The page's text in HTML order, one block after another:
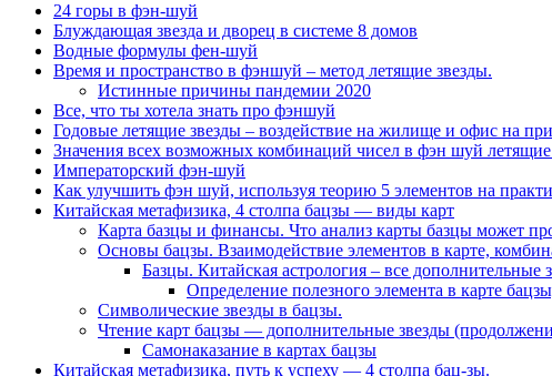
24 горы в фэн-шуй
Блуждающая звезда и дворец в системе 8 домов
Водные формулы фен-шуй
Время и пространство в фэншуй – метод летящие звезды.
Истинные причины пандемии 2020
Все, что ты хотела знать про фэншуй
Годовые летящие звезды – воздействие на жилище и офис на
Значения всех возможных комбинаций чисел в фэн шуй
Императорский фэн-шуй
Как улучшить фэн шуй, используя теорию 5 элементов на
Китайская метафизика, 4 столпа бацзы — виды карт
Карта базцы и финансы. Что анализ карты базцы может
Основы бацзы. Взаимодействие элементов в карте,
Базцы. Китайская астрология – все дополнительные
Определение полезного элемента в карте
Символические звезды в бацзы.
Чтение карт бацзы — дополнительные звезды
Самонаказание в картах бацзы
Китайская метафизика, путь к успеху — 4 столпа бац-зы.